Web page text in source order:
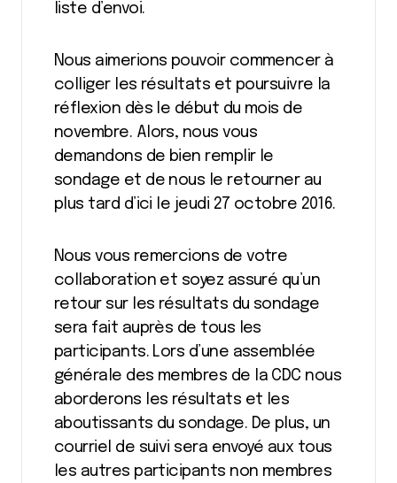
liste d’envoi.
Nous aimerions pouvoir commencer à
colliger les résultats et poursuivre la
réflexion dès le début du mois de
novembre. Alors, nous vous
demandons de bien remplir le
sondage et de nous le retourner au
plus tard d’ici le jeudi 27 octobre 2016.
Nous vous remercions de votre
collaboration et soyez assuré qu’un
retour sur les résultats du sondage
sera fait auprès de tous les
participants. Lors d’une assemblée
générale des membres de la CDC nous
aborderons les résultats et les
aboutissants du sondage. De plus, un
courriel de suivi sera envoyé aux tous
les autres participants non membres